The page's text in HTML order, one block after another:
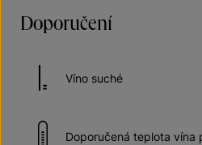
Doporučení
Víno suché
Doporučená teplota vína